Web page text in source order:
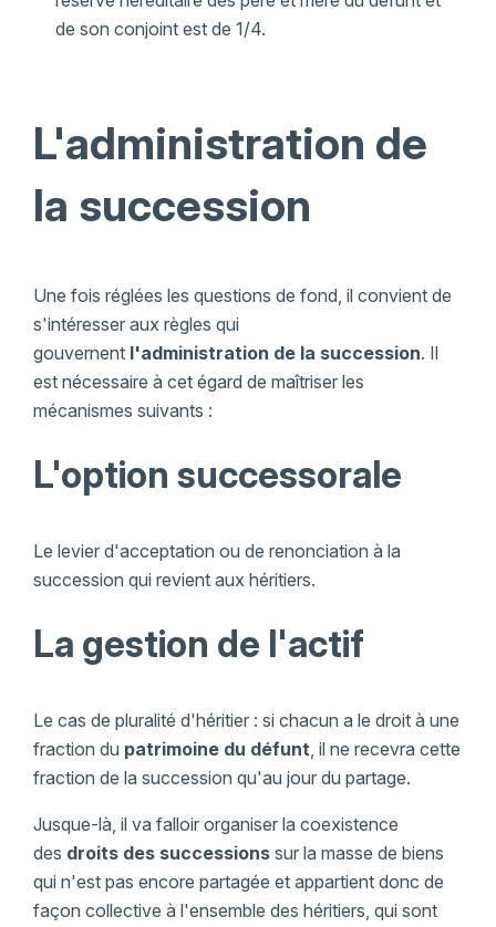
de son conjoint est de 1/4.
L'administration de
la succession
Une fois réglées les questions de fond, il convient de
s'intéresser aux règles qui
gouvernent l'administration de la succession. Il
est nécessaire à cet égard de maîtriser les
mécanismes suivants :
L'option successorale
Le levier d'acceptation ou de renonciation à la
succession qui revient aux héritiers.
La gestion de l'actif
Le cas de pluralité d'héritier : si chacun a le droit à une
fraction du patrimoine du défunt, il ne recevra cette
fraction de la succession qu'au jour du partage.
Jusque-là, il va falloir organiser la coexistence
des droits des successions sur la masse de biens
qui n'est pas encore partagée et appartient donc de
façon collective à l'ensemble des héritiers, qui sont